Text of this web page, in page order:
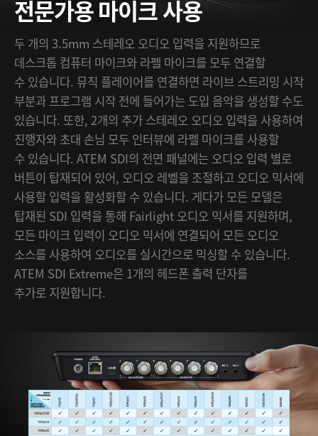
전문가용 마이크 사용
두 개의 3.5mm 스테레오 오디오 입력을 지원하므로
데스크톱 컴퓨터 마이크와 라펠 마이크를 모두 연결할
수 있습니다. 뮤직 플레이어를 연결하면 라이브 스트리밍 시작
부분과 프로그램 시작 전에 들어가는 도입 음악을 생성할 수도
있습니다. 또한, 2개의 추가 스테레오 오디오 입력을 사용하여
진행자와 초대 손님 모두 인터뷰에 라펠 마이크를 사용할
수 있습니다. ATEM SDI의 전면 패널에는 오디오 입력 별로
버튼이 탑재되어 있어, 오디오 레벨을 조절하고 오디오 믹서에
사용할 입력을 활성화할 수 있습니다. 게다가 모든 모델은
탑재된 SDI 입력을 통해 Fairlight 오디오 믹서를 지원하며,
모든 마이크 입력이 오디오 믹서에 연결되어 모든 오디오
소스를 사용하여 오디오를 실시간으로 믹싱할 수 있습니다.
ATEM SDI Extreme은 1개의 헤드폰 출력 단자를
추가로 지원합니다.